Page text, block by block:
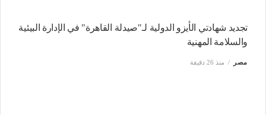
تجديد شهادتي الأيزو الدولية لـ"صيدلة القاهرة" في الإدارة البيئية
والسلامة المهنية
مصر منذ 26 دقيقة